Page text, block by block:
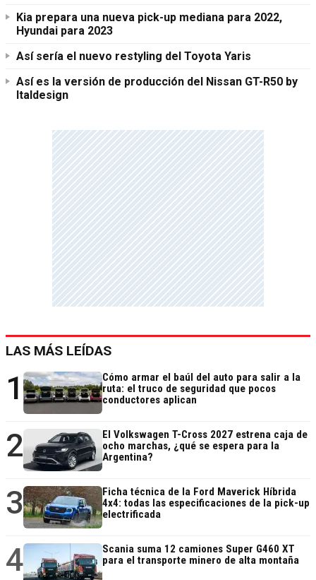
Kia prepara una nueva pick-up mediana para 2022,
Hyundai para 2023
Así sería el nuevo restyling del Toyota Yaris
Así es la versión de producción del Nissan GT-R50 by
Italdesign
LAS MÁS LEÍDAS
1
Cómo armar el baúl del auto para salir a la
ruta: el truco de seguridad que pocos
conductores aplican
2
El Volkswagen T-Cross 2027 estrena caja de
ocho marchas, ¿qué se espera para la
Argentina?
3
Ficha técnica de la Ford Maverick Híbrida
4x4: todas las especificaciones de la pick-up
electrificada
4
Scania suma 12 camiones Super G460 XT
para el transporte minero de alta montaña